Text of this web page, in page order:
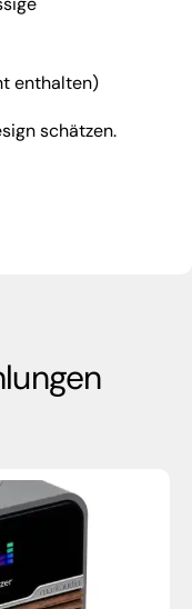
enthalten)
schätzen.